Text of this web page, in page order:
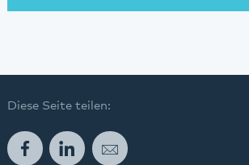
Diese Seite teilen:
FacebookLinkedInE-Mail